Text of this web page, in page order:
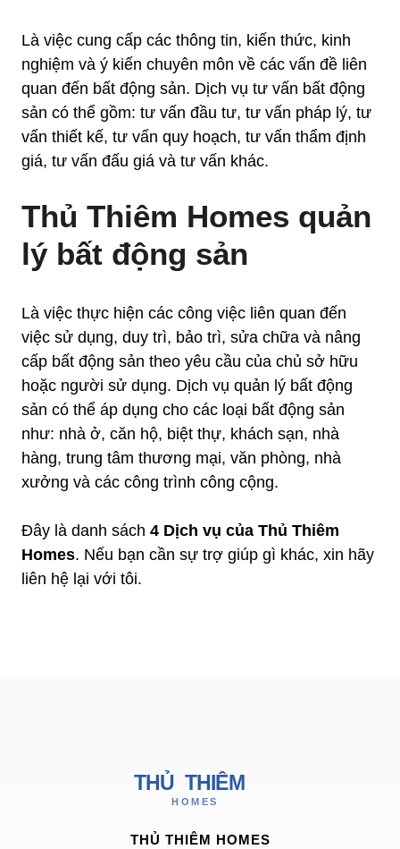
Là việc cung cấp các thông tin, kiến thức, kinh
nghiệm và ý kiến chuyên môn về các vấn đề liên
quan đến bất động sản. Dịch vụ tư vấn bất động
sản có thể gồm: tư vấn đầu tư, tư vấn pháp lý, tư
vấn thiết kế, tư vấn quy hoạch, tư vấn thẩm định
giá, tư vấn đấu giá và tư vấn khác.
Thủ Thiêm Homes quản
lý bất động sản
Là việc thực hiện các công việc liên quan đến
việc sử dụng, duy trì, bảo trì, sửa chữa và nâng
cấp bất động sản theo yêu cầu của chủ sở hữu
hoặc người sử dụng. Dịch vụ quản lý bất động
sản có thể áp dụng cho các loại bất động sản
như: nhà ở, căn hộ, biệt thự, khách sạn, nhà
hàng, trung tâm thương mại, văn phòng, nhà
xưởng và các công trình công cộng.
Đây là danh sách 4 Dịch vụ của Thủ Thiêm
Homes. Nếu bạn cần sự trợ giúp gì khác, xin hãy
liên hệ lại với tôi.
THỦ THIÊM HOMES